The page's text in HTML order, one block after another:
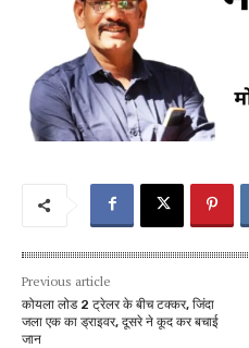
Previous article
कोयला लोड 2 ट्रेलर के बीच टक्कर, जिंदा
जला एक का ड्राइवर, दूसरे ने कूद कर बचाई
जान